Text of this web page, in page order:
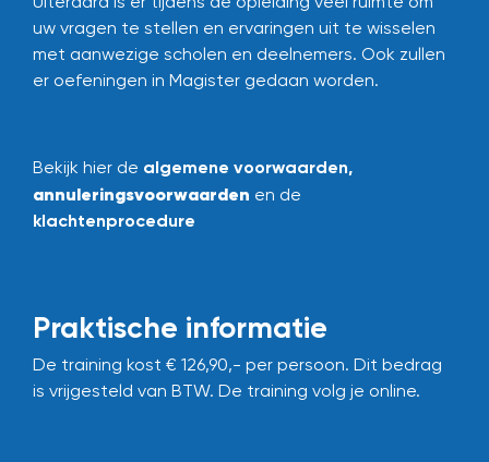
uw vragen te stellen en ervaringen uit te wisselen
met aanwezige scholen en deelnemers. Ook zullen
er oefeningen in Magister gedaan worden.
Bekijk hier de algemene voorwaarden,
annuleringsvoorwaarden en de
klachtenprocedure
Praktische informatie
De training kost € 126,90,- per persoon. Dit bedrag
is vrijgesteld van BTW. De training volg je online.